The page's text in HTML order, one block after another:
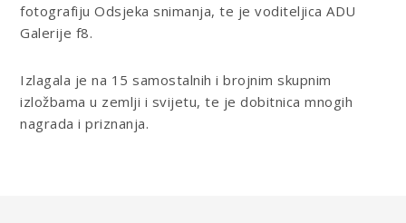
fotografiju Odsjeka snimanja, te je voditeljica ADU
Galerije f8.
Izlagala je na 15 samostalnih i brojnim skupnim
izložbama u zemlji i svijetu, te je dobitnica mnogih
nagrada i priznanja.